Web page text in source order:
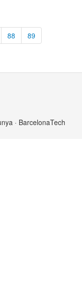
88 89
· BarcelonaTech